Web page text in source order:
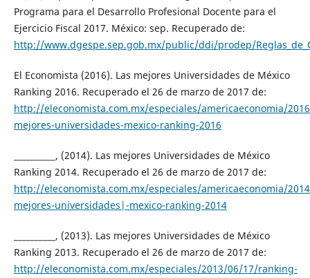
Programa para el Desarrollo Profesional Docente para el
Ejercicio Fiscal 2017. México: sep. Recuperado de:
http://www.dgespe.sep.gob.mx/public/ddi/prodep/
El Economista (2016). Las mejores Universidades de México
Ranking 2016. Recuperado el 26 de marzo de 2017 de:
http://eleconomista.com.mx/especiales/americaeconomia/
mejores-universidades-mexico-ranking-2016
__________, (2014). Las mejores Universidades de México
Ranking 2014. Recuperado el 26 de marzo de 2017 de:
http://eleconomista.com.mx/especiales/americaeconomia/
mejores-universidades|-mexico-ranking-2014
__________, (2013). Las mejores Universidades de México
Ranking 2013. Recuperado el 26 de marzo de 2017 de:
http://eleconomista.com.mx/especiales/2013/06/17/ranking-